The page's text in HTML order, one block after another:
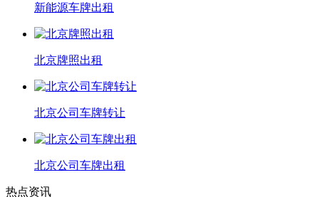
新能源车牌出租
北京牌照出租
北京公司车牌转让
北京公司车牌出租
热点资讯